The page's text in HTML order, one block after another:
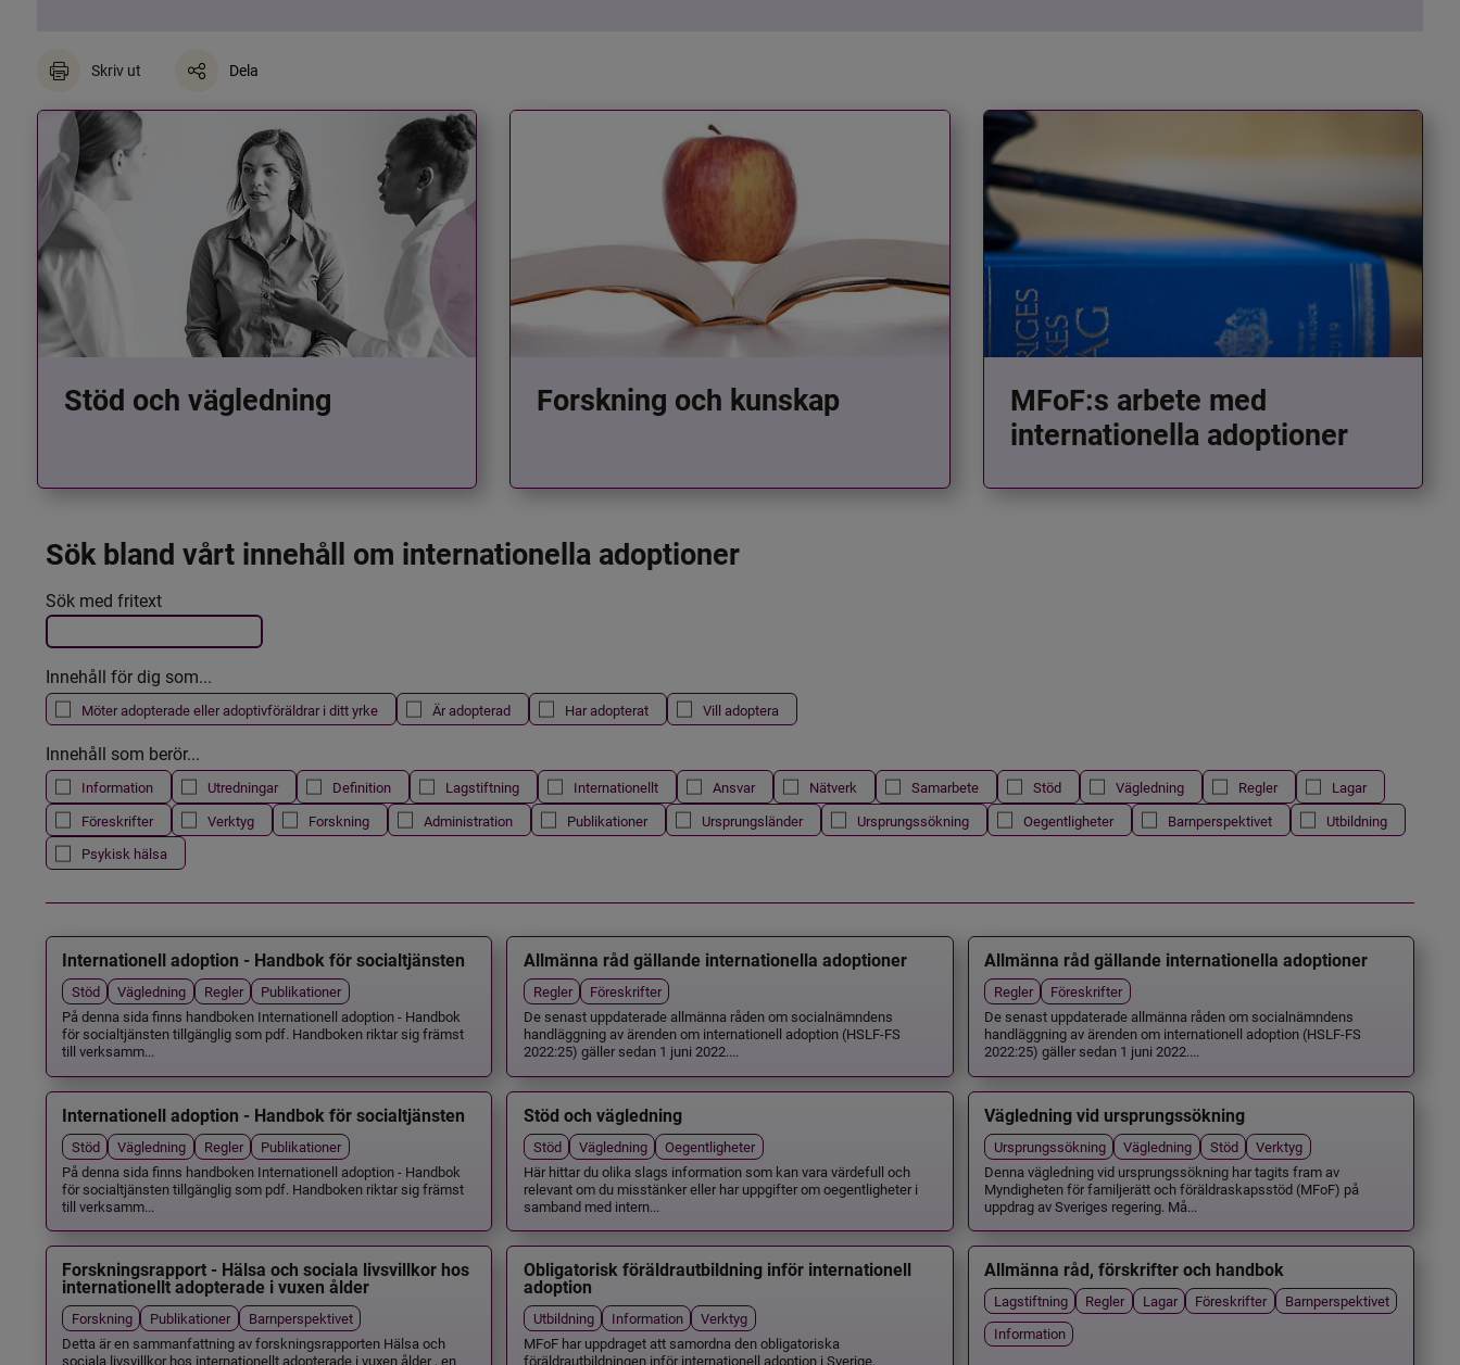
Skriv ut Dela
Stöd och vägledning Forskning och kunskap
MFoF:s arbete med
internationella adoptioner
Sök bland vårt innehåll om internationella adoptioner
Filtrera resultatet
Det här formuläret postas automatiskt
Sök med fritext
Innehåll för dig som...
Möter adopterade eller adoptivföräldrar i ditt yrke Är adopterad Har adopterat Vill adoptera
Innehåll som berör...
Information Utredningar Definition Lagstiftning Internationellt Ansvar Nätverk Samarbete Stöd Vägledning Regler
Lagar
Föreskrifter
Verktyg Forskning Administration Publikationer Ursprungsländer Ursprungssökning Oegentligheter Barnperspektivet
Utbildning
Psykisk hälsa
Internationell adoption - Handbok för socialtjänsten
Stöd Vägledning Regler
Publikationer
På denna sida finns handboken Internationell adoption - Handbok
för socialtjänsten tillgänglig som pdf. Handboken riktar sig främst
till verksamm...
Allmänna råd gällande internationella adoptioner
Regler
Föreskrifter
De senast uppdaterade allmänna råden om socialnämndens
handläggning av ärenden om internationell adoption (HSLF-FS
2022:25) gäller sedan 1 juni 2022....
Allmänna råd gällande internationella adoptioner
Regler
Föreskrifter
De senast uppdaterade allmänna råden om socialnämndens
handläggning av ärenden om internationell adoption (HSLF-FS
2022:25) gäller sedan 1 juni 2022....
Internationell adoption - Handbok för socialtjänsten
Stöd Vägledning Regler
Publikationer
På denna sida finns handboken Internationell adoption - Handbok
för socialtjänsten tillgänglig som pdf. Handboken riktar sig främst
till verksamm...
Stöd och vägledning
Stöd Vägledning
Oegentligheter
Här hittar du olika slags information som kan vara värdefull och
relevant om du misstänker eller har uppgifter om oegentligheter i
samband med intern...
Vägledning vid ursprungssökning
Ursprungssökning Vägledning Stöd
Verktyg
Denna vägledning vid ursprungssökning har tagits fram av
Myndigheten för familjerätt och föräldraskapsstöd (MFoF) på
uppdrag av Sveriges regering. Må...
Forskningsrapport - Hälsa och sociala livsvillkor hos
internationellt adopterade i vuxen ålder
Forskning Publikationer
Barnperspektivet
Detta är en sammanfattning av forskningsrapporten Hälsa och
sociala livsvillkor hos internationellt adopterade i vuxen ålder , en
Obligatorisk föräldrautbildning inför internationell
adoption
Utbildning Information
Verktyg
MFoF har uppdraget att samordna den obligatoriska
föräldrautbildningen inför internationell adoption i Sverige.
Allmänna råd, förskrifter och handbok
Lagstiftning Regler Lagar Föreskrifter
Barnperspektivet
Information